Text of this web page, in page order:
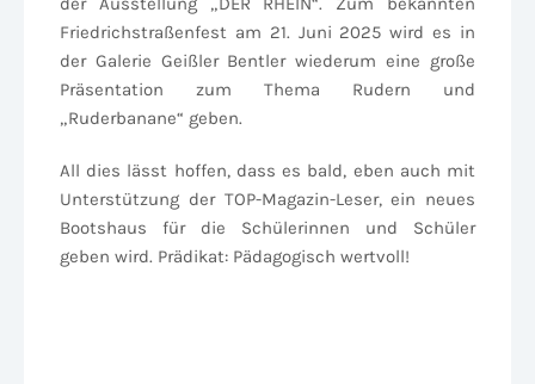
Friedrichstraßenfest am 21. Juni 2025 wird es in
der Galerie Geißler Bentler wiederum eine große
Präsentation zum Thema Rudern und
„Ruderbanane“ geben.
All dies lässt hoffen, dass es bald, eben auch mit
Unterstützung der TOP-Magazin-Leser, ein neues
Bootshaus für die Schülerinnen und Schüler
geben wird. Prädikat: Pädagogisch wertvoll!